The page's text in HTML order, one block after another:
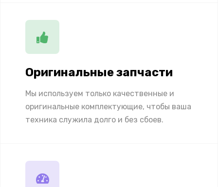
Оригинальные запчасти
Мы используем только качественные и
оригинальные комплектующие, чтобы ваша
техника служила долго и без сбоев.